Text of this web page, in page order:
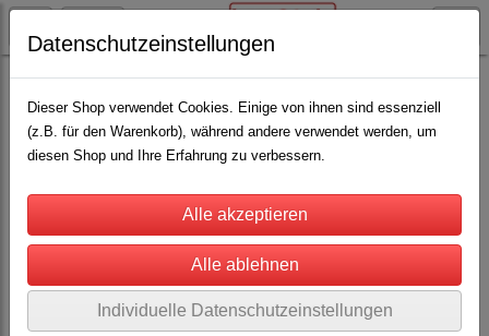
Rinderhaltung Augenblende(4)
Datenschutzeinstellungen
Dieser Shop verwendet Cookies. Einige von ihnen sind essenziell
(z.B. für den Warenkorb), während andere verwendet werden, um
diesen Shop und Ihre Erfahrung zu verbessern.
Individuelle Datenschutzeinstellungen